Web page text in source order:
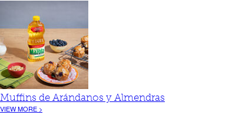
Muffins de Arándanos y Almendras
VIEW MORE >